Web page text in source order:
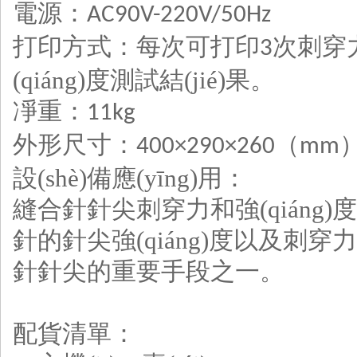
電源： AC90V-220V/50Hz
打印方式：每次可打印3次刺穿
(qiáng)度測試結(jié)果。
凈重： 11kg
外形尺寸： 400×290×260 （ mm
設(shè)備應(yīng)用：
縫合針針尖刺穿力和強(qiáng)
針的針尖強(qiáng)度以及刺穿
針針尖的重要手段之一。
配貨清單：